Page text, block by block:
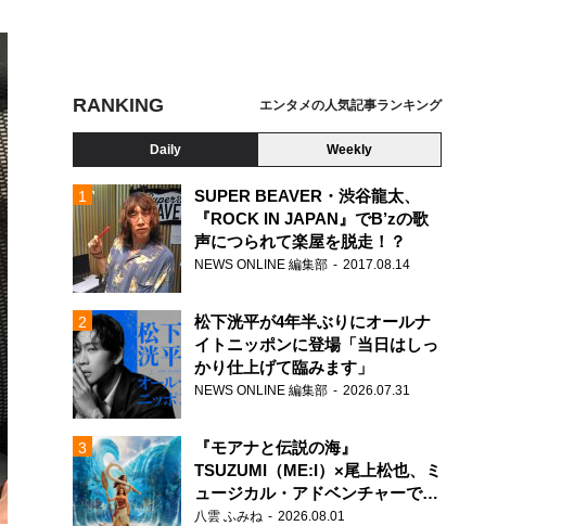
RANKING エンタメの人気記事ランキング
Daily Weekly
SUPER BEAVER・渋谷龍太、
『ROCK IN JAPAN』でB’zの歌
声につられて楽屋を脱走！？
NEWS ONLINE 編集部 2017.08.14
松下洸平が4年半ぶりにオールナ
イトニッポンに登場「当日はしっ
かり仕上げて臨みます」
NEWS ONLINE 編集部 2026.07.31
『モアナと伝説の海』
TSUZUMI（ME:I）×尾上松也、ミ
ュージカル・アドベンチャーで美
声を響かせる
八雲 ふみね 2026.08.01